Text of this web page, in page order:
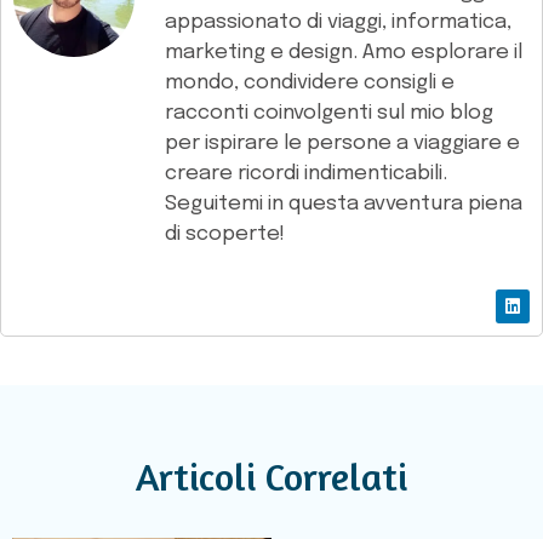
appassionato di viaggi, informatica,
marketing e design. Amo esplorare il
mondo, condividere consigli e
racconti coinvolgenti sul mio blog
per ispirare le persone a viaggiare e
creare ricordi indimenticabili.
Seguitemi in questa avventura piena
di scoperte!
Articoli Correlati